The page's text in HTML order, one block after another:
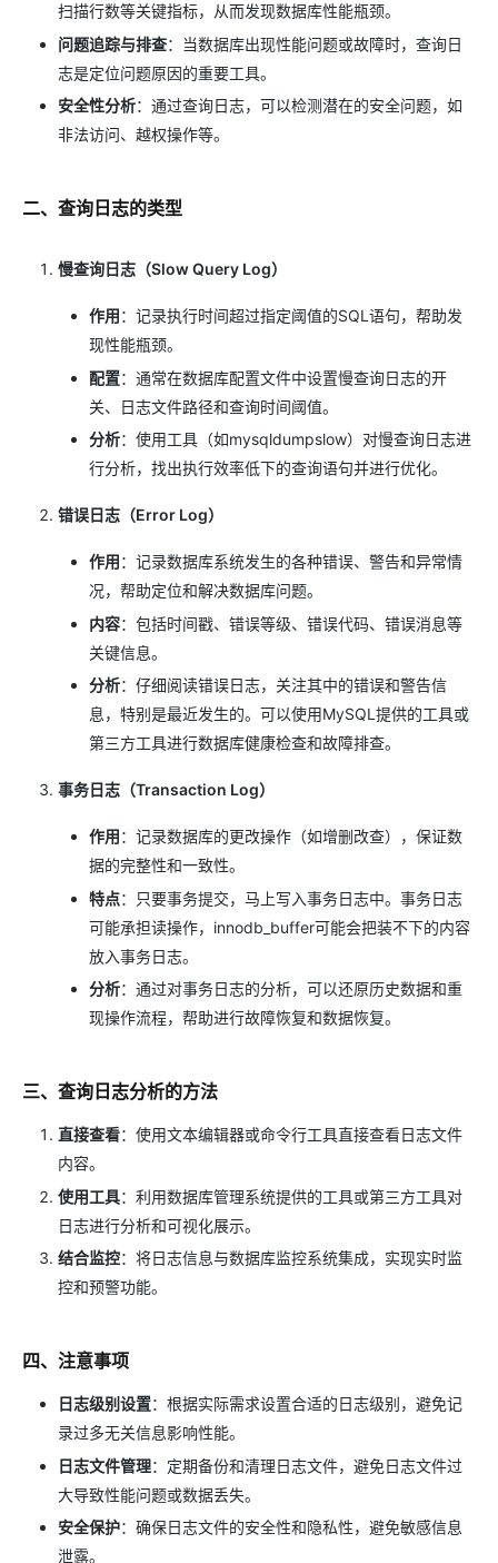
扫描行数等关键指标，从而发现数据库性能瓶颈。
问题追踪与排查：当数据库出现性能问题或故障时，查询日
志是定位问题原因的重要工具。
安全性分析：通过查询日志，可以检测潜在的安全问题，如
非法访问、越权操作等。
二、查询日志的类型
慢查询日志（Slow Query Log）
作用：记录执行时间超过指定阈值的SQL语句，帮助发
现性能瓶颈。
配置：通常在数据库配置文件中设置慢查询日志的开
关、日志文件路径和查询时间阈值。
分析：使用工具（如mysqldumpslow）对慢查询日志进
行分析，找出执行效率低下的查询语句并进行优化。
错误日志（Error Log）
作用：记录数据库系统发生的各种错误、警告和异常情
况，帮助定位和解决数据库问题。
内容：包括时间戳、错误等级、错误代码、错误消息等
关键信息。
分析：仔细阅读错误日志，关注其中的错误和警告信
息，特别是最近发生的。可以使用MySQL提供的工具或
第三方工具进行数据库健康检查和故障排查。
事务日志（Transaction Log）
作用：记录数据库的更改操作（如增删改查），保证数
据的完整性和一致性。
特点：只要事务提交，马上写入事务日志中。事务日志
可能承担读操作，innodb_buffer可能会把装不下的内容
放入事务日志。
分析：通过对事务日志的分析，可以还原历史数据和重
现操作流程，帮助进行故障恢复和数据恢复。
三、查询日志分析的方法
直接查看：使用文本编辑器或命令行工具直接查看日志文件
内容。
使用工具：利用数据库管理系统提供的工具或第三方工具对
日志进行分析和可视化展示。
结合监控：将日志信息与数据库监控系统集成，实现实时监
控和预警功能。
四、注意事项
日志级别设置：根据实际需求设置合适的日志级别，避免记
录过多无关信息影响性能。
日志文件管理：定期备份和清理日志文件，避免日志文件过
大导致性能问题或数据丢失。
安全保护：确保日志文件的安全性和隐私性，避免敏感信息
泄露。